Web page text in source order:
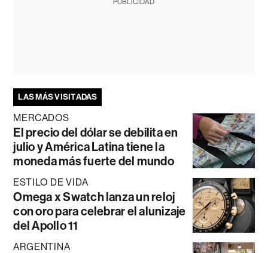
LAS MÁS VISITADAS
MERCADOS
El precio del dólar se debilita en
julio y América Latina tiene la
moneda más fuerte del mundo
ESTILO DE VIDA
Omega x Swatch lanza un reloj
con oro para celebrar el alunizaje
del Apollo 11
ARGENTINA